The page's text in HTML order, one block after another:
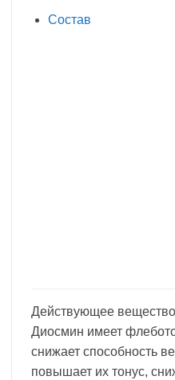
Состав
Действующее
Диосмин имеет
снижает способность
повышает их тонус,